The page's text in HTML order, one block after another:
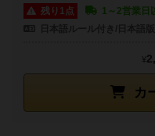
残り1点
1～2営業日
カ
¥